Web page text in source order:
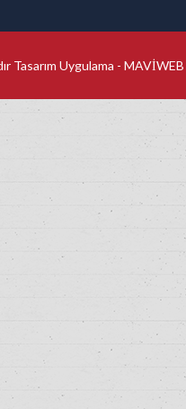
Tasarım Uygulama - MAVİWEB